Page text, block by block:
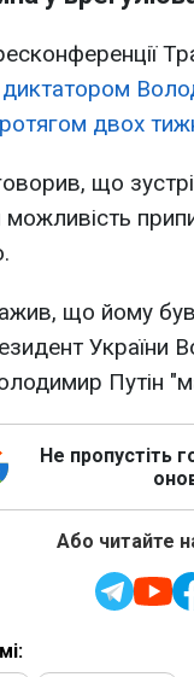
диктатором
двох
що
що йому
України
Путін
Не пропустіть
Або читайте